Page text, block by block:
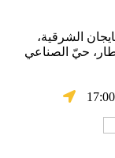
الشرقیة،
حيّ الصناعي